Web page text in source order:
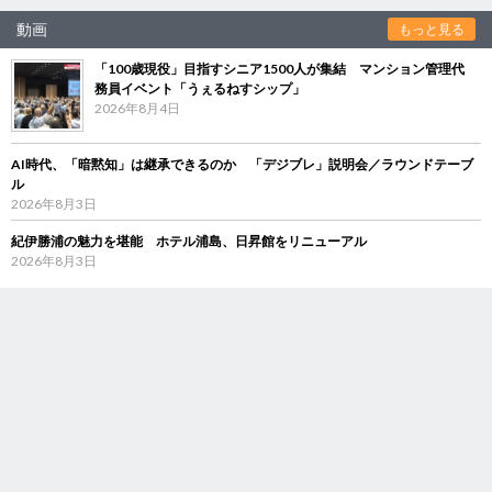
動画 もっと見る
「100歳現役」目指すシニア1500人が集結 マンション管理代
務員イベント「うぇるねすシップ」
2026年8月4日
AI時代、「暗黙知」は継承できるのか 「デジブレ」説明会／ラウンドテーブ
ル
2026年8月3日
紀伊勝浦の魅力を堪能 ホテル浦島、日昇館をリニューアル
2026年8月3日